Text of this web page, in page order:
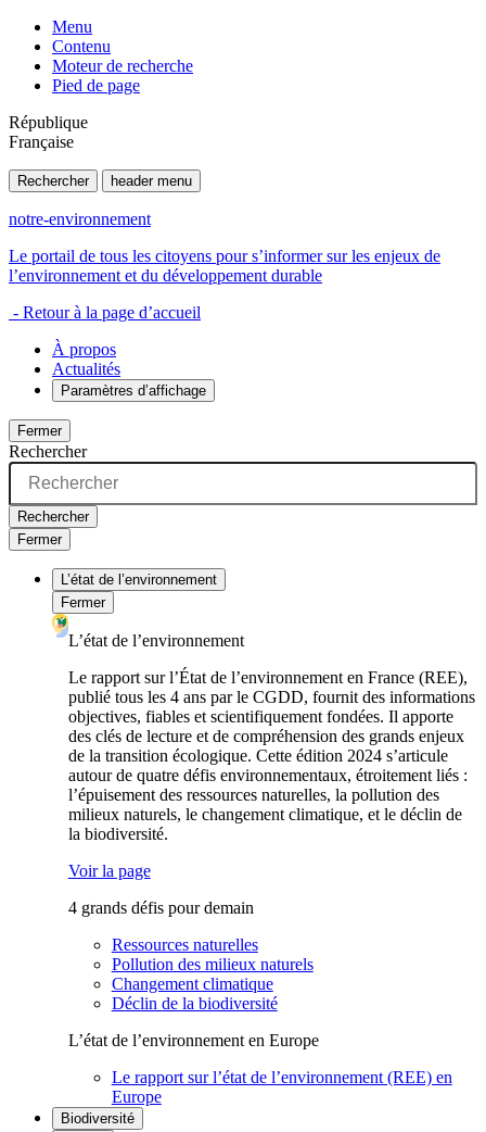
Menu
Contenu
Moteur de recherche
Pied de page
République
Française
Rechercher header menu
notre-environnement
Le portail de tous les citoyens pour s’informer sur les enjeux de
l’environnement et du développement durable
- Retour à la page d’accueil
À propos
Actualités
Paramètres d’affichage
Fermer
Rechercher
Rechercher
Fermer
L’état de l’environnement
Fermer
L’état de l’environnement
Le rapport sur l’État de l’environnement en France (REE),
publié tous les 4 ans par le CGDD, fournit des informations
objectives, fiables et scientifiquement fondées. Il apporte
des clés de lecture et de compréhension des grands enjeux
de la transition écologique. Cette édition 2024 s’articule
autour de quatre défis environnementaux, étroitement liés :
l’épuisement des ressources naturelles, la pollution des
milieux naturels, le changement climatique, et le déclin de
la biodiversité.
Voir la page
4 grands défis pour demain
Ressources naturelles
Pollution des milieux naturels
Changement climatique
Déclin de la biodiversité
L’état de l’environnement en Europe
Le rapport sur l’état de l’environnement (REE) en
Europe
Biodiversité